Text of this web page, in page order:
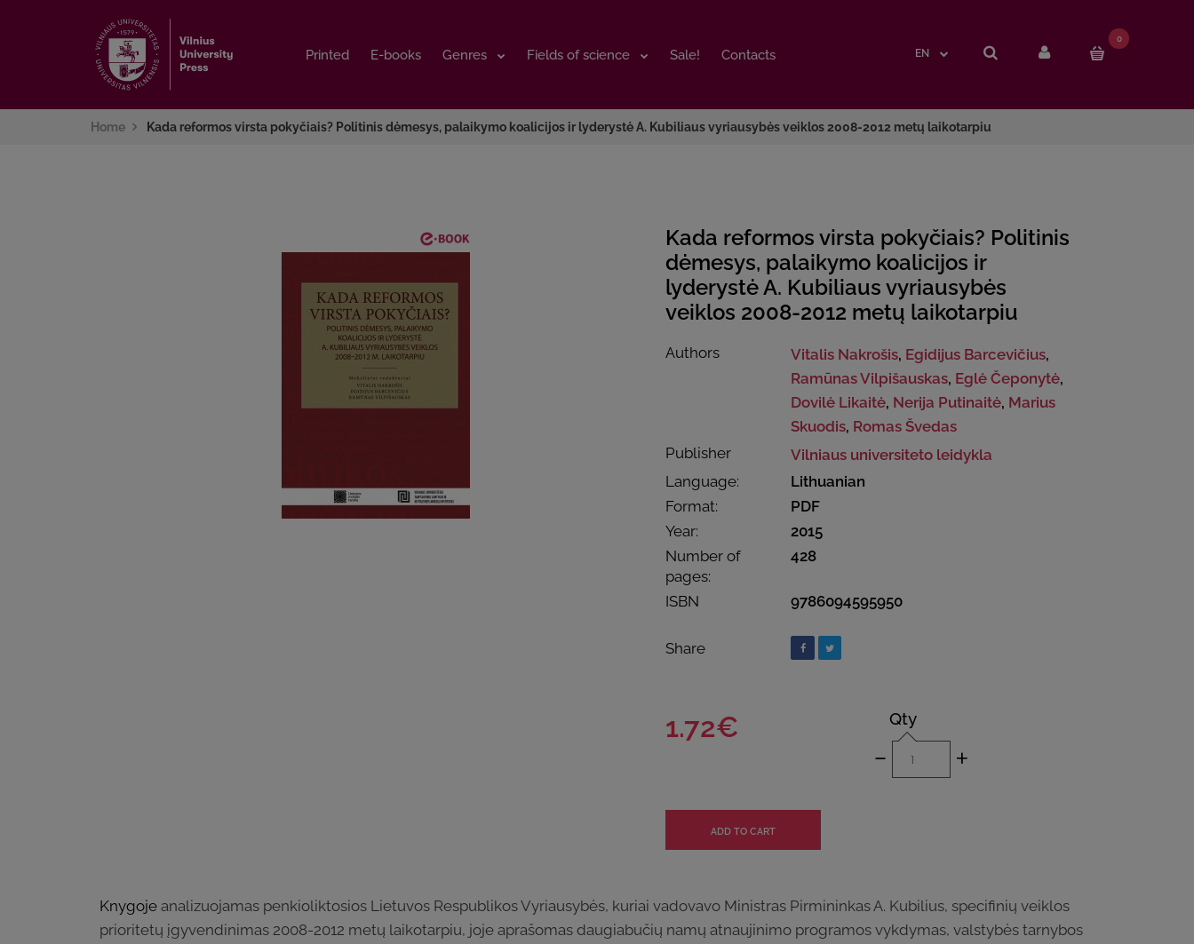
Printed E-books Genres Fields of science Sale! Contacts EN
0
Printed E-books Genres Fields of science Sale! Contacts EN
0
Home Kada reformos virsta pokyčiais? Politinis dėmesys, palaikymo koalicijos ir lyderystė A. Kubiliaus vyriausybės veiklos 2008-2012 metų laikotarpiu
Kada reformos virsta pokyčiais? Politinis
dėmesys, palaikymo koalicijos ir
lyderystė A. Kubiliaus vyriausybės
veiklos 2008-2012 metų laikotarpiu
Authors Vitalis Nakrošis, Egidijus Barcevičius,
Ramūnas Vilpišauskas, Eglė Čeponytė,
Dovilė Likaitė, Nerija Putinaitė, Marius
Skuodis, Romas Švedas
Publisher
Vilniaus universiteto leidykla
Language:
Lithuanian
Format:
PDF
Year:
2015
Number of
pages:
428
ISBN 9786094595950
Share
1.72€ Qty
- +
Knygoje analizuojamas penkioliktosios Lietuvos Respublikos Vyriausybės, kuriai vadovavo Ministras Pirmininkas A. Kubilius, specifinių veiklos
prioritetų įgyvendinimas 2008-2012 metų laikotarpiu, joje aprašomas daugiabučių namų atnaujinimo programos vykdymas, valstybės tarnybos